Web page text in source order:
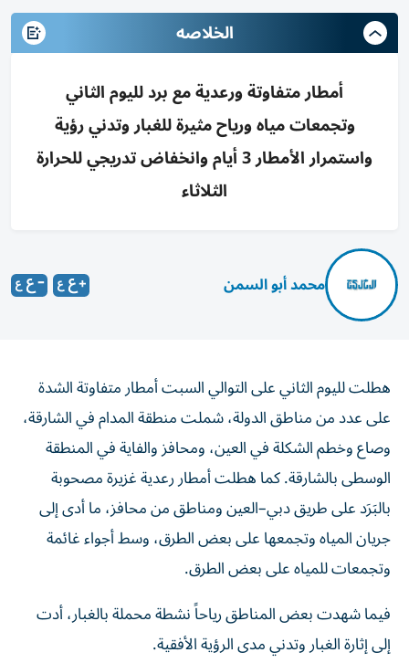
الخلاصه
أمطار متفاوتة ورعدية مع برد لليوم الثاني
وتجمعات مياه ورياح مثيرة للغبار وتدني رؤية
واستمرار الأمطار 3 أيام وانخفاض تدريجي للحرارة
الثلاثاء
محمد أبو السمن
هطلت لليوم الثاني على التوالي السبت أمطار متفاوتة الشدة
على عدد من مناطق الدولة، شملت منطقة المدام في الشارقة،
وصاع وخطم الشكلة في العين، ومحافز والفاية في المنطقة
الوسطى بالشارقة. كما هطلت أمطار رعدية غزيرة مصحوبة
بالبَرَد على طريق دبي–العين ومناطق من محافز، ما أدى إلى
جريان المياه وتجمعها على بعض الطرق، وسط أجواء غائمة
وتجمعات للمياه على بعض الطرق.
فيما شهدت بعض المناطق رياحاً نشطة محملة بالغبار، أدت
إلى إثارة الغبار وتدني مدى الرؤية الأفقية.